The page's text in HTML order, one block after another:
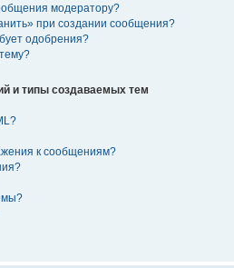
модератору?
при создании сообщения?
одобрения?
и типы создаваемых тем
к сообщениям?